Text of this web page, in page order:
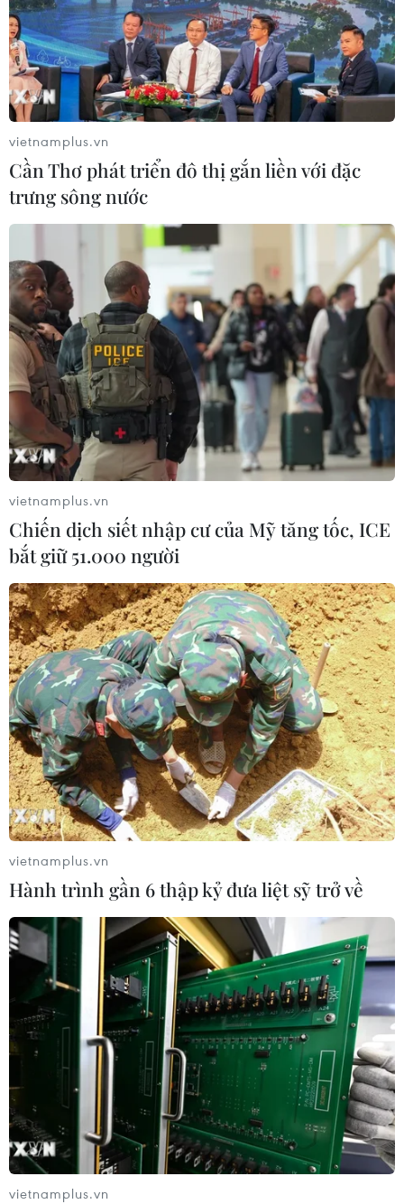
vietnamplus.vn
Cần Thơ phát triển đô thị gắn liền với đặc
trưng sông nước
vietnamplus.vn
Chiến dịch siết nhập cư của Mỹ tăng tốc, ICE
bắt giữ 51.000 người
vietnamplus.vn
Hành trình gần 6 thập kỷ đưa liệt sỹ trở về
vietnamplus.vn